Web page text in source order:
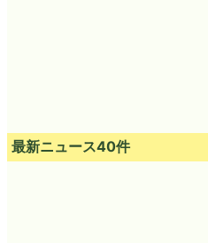
最新ニュース40件